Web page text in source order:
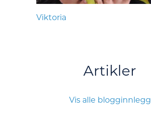
Viktoria
Artikler
Vis alle blogginnlegg